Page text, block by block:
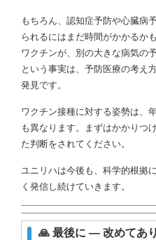
もちろん、認知症予防や心臓病
られるにはまだ時間がかかるか
ワクチンが、別の大きな病気の
という事実は、予防医療の考え
発見です。
ワクチン接種に対する姿勢は、
も異なります。まずはかかりつ
た判断をされてください。
ユニリハは今後も、科学的根拠
く発信し続けていきます。
🙏 最後に ― 改めてあ